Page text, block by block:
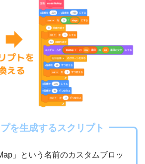
を生成するスクリプト
」という名前のカスタムブロッ